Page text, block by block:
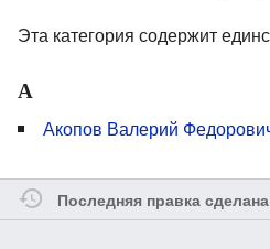
Эта категория содержит
А
Акопов Валерий
Последняя правка